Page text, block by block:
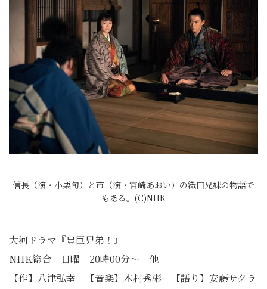
信長（演・小栗旬）と市（演・宮崎あおい）の織田兄妹の物語で
もある。(C)NHK
大河ドラマ『豊臣兄弟！』
NHK総合 日曜 20時00分～ 他
【作】八津弘幸 【音楽】木村秀彬 【語り】安藤サクラ